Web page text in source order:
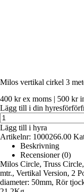
Milos vertikal cirkel 3
400 krex moms | 500 kr
Lägg till i din
Milos
vertikal
cirkel
3
diameter,
4
delar
mängd
Lägg till i hyra
Artikelnr: 1000266.00
Beskrivning
Recensioner (0)
Milos Circle, Truss
mtr., Vertikal Version, 2
diameter: 50mm, Rör